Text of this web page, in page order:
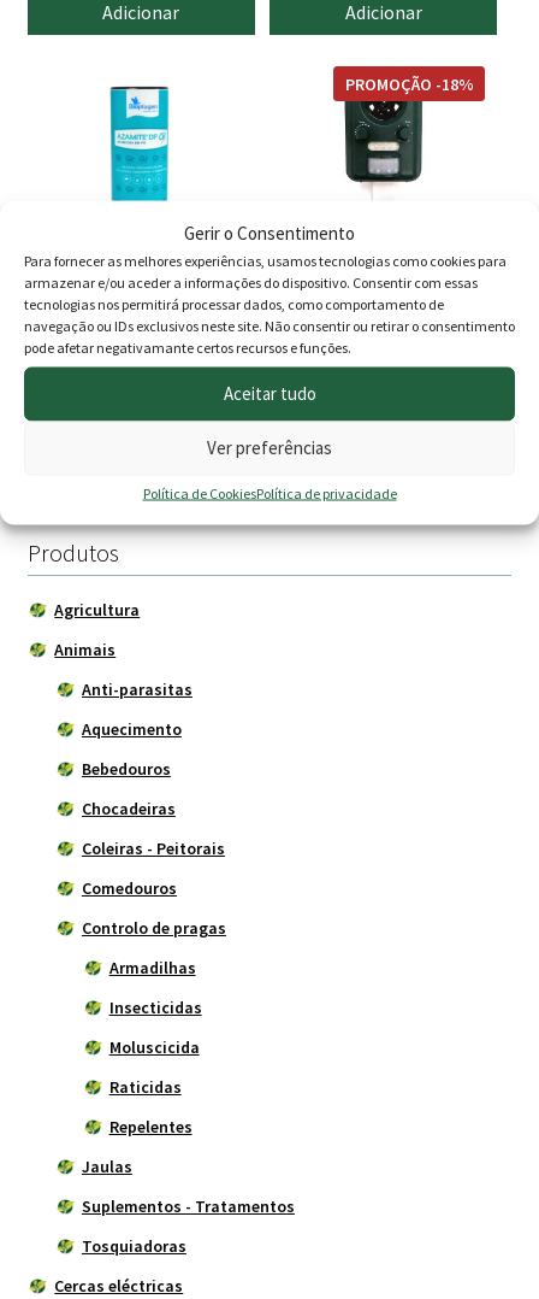
Gerir o Consentimento
Para fornecer as melhores experiências, usamos tecnologias como cookies para
armazenar e/ou aceder a informações do dispositivo. Consentir com essas
tecnologias nos permitirá processar dados, como comportamento de
navegação ou IDs exclusivos neste site. Não consentir ou retirar o consentimento
pode afetar negativamante certos recursos e funções.
Aceitar tudo
Ver preferências
Política de CookiesPolítica de privacidade
Adicionar
original
era:
14.00 €.
atual
Adicionar
Azamite DP Pó 100gr
Bioplagen
Repelente para animais
solar Orework
PROMOÇÃO -18%
29.00
preço
era:
preço
Produtos
Agricultura
Animais
Anti-parasitas
Aquecimento
Bebedouros
Chocadeiras
Coleiras - Peitorais
Comedouros
Controlo de pragas
Armadilhas
Insecticidas
Moluscicida
Raticidas
Repelentes
Jaulas
Suplementos - Tratamentos
Tosquiadoras
Cercas eléctricas